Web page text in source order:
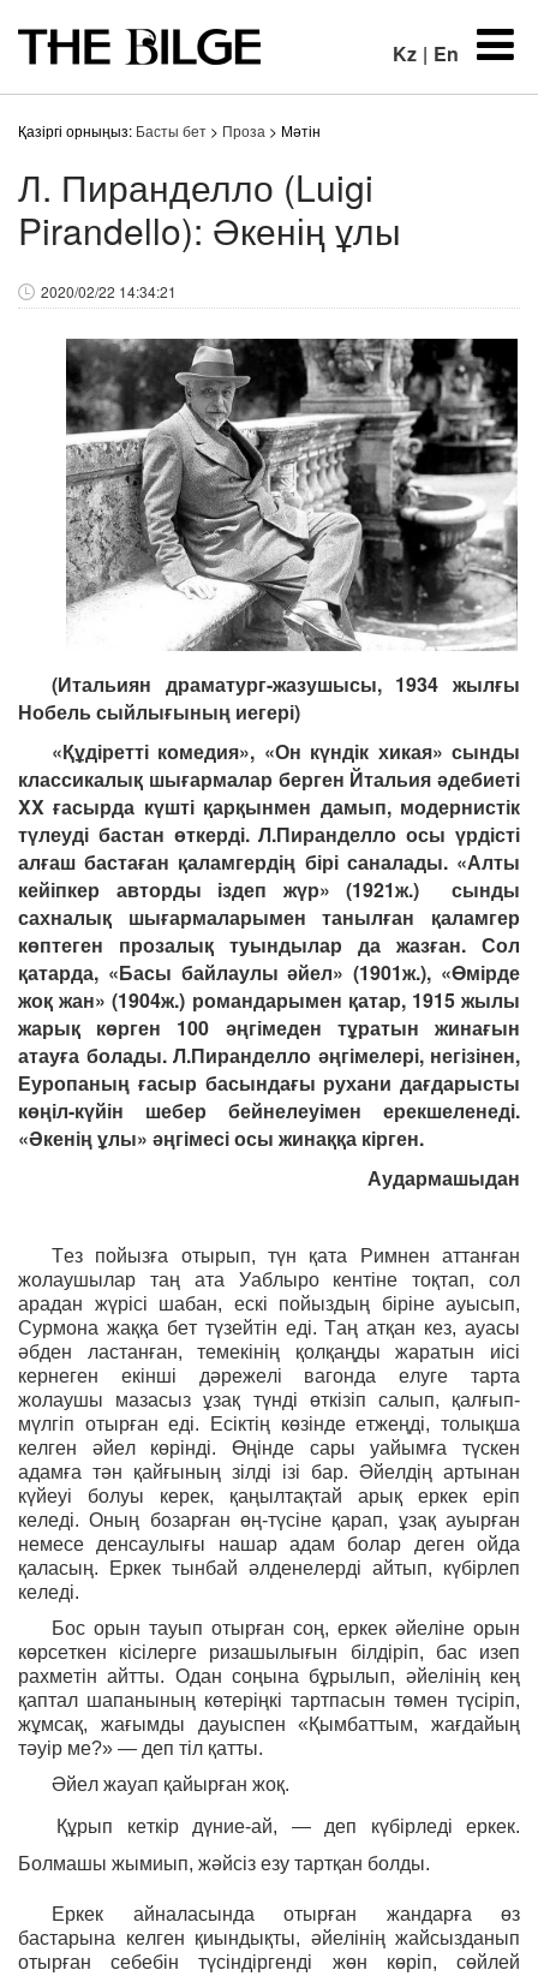
Kz | En
Қазіргі орныңыз: Басты бет > Проза > Мәтін
Л. Пиранделло (Luigi
Pirandello): Әкенің ұлы
2020/02/22 14:34:21
(Итальиян драматург-жазушысы, 1934 жылғы
Нобель сыйлығының иегері)
«Құдіретті комедия», «Он күндік хикая» сынды
классикалық шығармалар берген Йтальия әдебиеті
XX ғасырда күшті қарқынмен дамып, модернистік
түлеуді бастан өткерді. Л.Пиранделло осы үрдісті
алғаш бастаған қаламгердің бірі саналады. «Алты
кейіпкер авторды іздеп жүр» (1921ж.) сынды
сахналық шығармаларымен танылған қаламгер
көптеген прозалық туындылар да жазған. Сол
қатарда, «Басы байлаулы әйел» (1901ж.), «Өмірде
жоқ жан» (1904ж.) романдарымен қатар, 1915 жылы
жарық көрген 100 әңгімеден тұратын жинағын
атауға болады. Л.Пиранделло әңгімелері, негізінен,
Еуропаның ғасыр басындағы рухани дағдарысты
көңіл-күйін шебер бейнелеуімен ерекшеленеді.
«Әкенің ұлы» әңгімесі осы жинаққа кірген.
Аудармашыдан
Тез пойызға отырып, түн қата Римнен аттанған
жолаушылар таң ата Уаблыро кентіне тоқтап, сол
арадан жүрісі шабан, ескі пойыздың біріне ауысып,
Сурмона жаққа бет түзейтін еді. Таң атқан кез, ауасы
әбден ластанған, темекінің қолқаңды жаратын иісі
кернеген екінші дәрежелі вагонда елуге тарта
жолаушы мазасыз ұзақ түнді өткізіп салып, қалғып-
мүлгіп отырған еді. Есіктің көзінде етжеңді, толықша
келген әйел көрінді. Өңінде сары уайымға түскен
адамға тән қайғының зілді ізі бар. Әйелдің артынан
күйеуі болуы керек, қаңылтақтай арық еркек еріп
келеді. Оның бозарған өң-түсіне қарап, ұзақ ауырған
немесе денсаулығы нашар адам болар деген ойда
қаласың. Еркек тынбай әлденелерді айтып, күбірлеп
келеді.
Бос орын тауып отырған соң, еркек әйеліне орын
көрсеткен кісілерге ризашылығын білдіріп, бас изеп
рахметін айтты. Одан соңына бұрылып, әйелінің кең
қаптал шапанының көтеріңкі тартпасын төмен түсіріп,
жұмсақ, жағымды дауыспен «Қымбаттым, жағдайың
тәуір ме?» — деп тіл қатты.
Әйел жауап қайырған жоқ.
Құрып кеткір дүние-ай, — деп күбірледі еркек.
Болмашы жымиып, жәйсіз езу тартқан болды.
Еркек айналасында отырған жандарға өз
бастарына келген қиындықты, әйелінің жайсызданып
отырған себебін түсіндіргенді жөн көріп, сөйлей